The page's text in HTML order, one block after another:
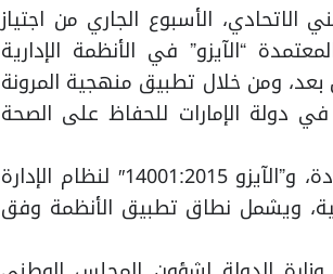
الوطني الاتحادي، الأسبوع الجاري من اجتياز
“الآيزو” في الأنظمة الإدارية
بعد، ومن خلال تطبيق منهجية المرونة
في دولة الإمارات للحفاظ على الصحة
وتضمنت الشهادات المجددة “الآيزو 9001:2015″ لنظام إدارة الجودة، و”الآيزو 14001:2015″ لنظام الإدارة
المهنية، ويشمل نطاق تطبيق الأنظمة وفق